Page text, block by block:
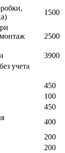
1500
2500
3900
учета
450
100
450
400
200
200